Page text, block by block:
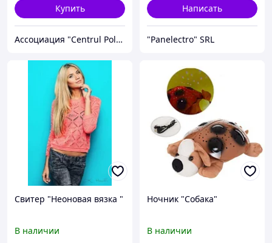
Купить
Ассоциация "Centrul Polonez"
Написать
"Panelectro" SRL
Свитер "Неоновая вязка "
В наличии
Ночник "Собака"
В наличии